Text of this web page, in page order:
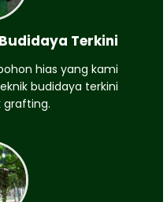
Terkini
hias yang kami
budidaya terkini
grafting.